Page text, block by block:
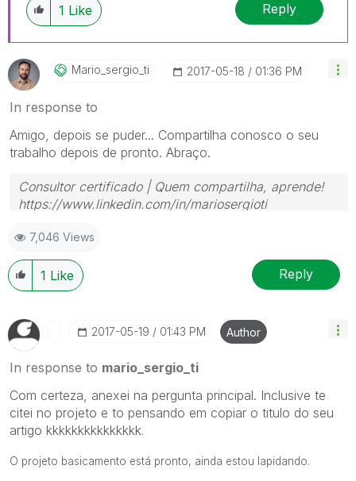
1 Like Reply
Mario_sergio_ti ‎2017-05-18 01:36 PM
In response to
Amigo, depois se puder... Compartilha conosco o seu
trabalho depois de pronto. Abraço.
Consultor certificado | Quem compartilha, aprende!
https://www.linkedin.com/in/mariosergioti
7,046 Views
1 Like Reply
‎2017-05-19 01:43 PM Author
In response to mario_sergio_ti
Com certeza, anexei na pergunta principal. Inclusive te
citei no projeto e to pensando em copiar o titulo do seu
artigo kkkkkkkkkkkkkkk.
O projeto basicamento está pronto, ainda estou lapidando.